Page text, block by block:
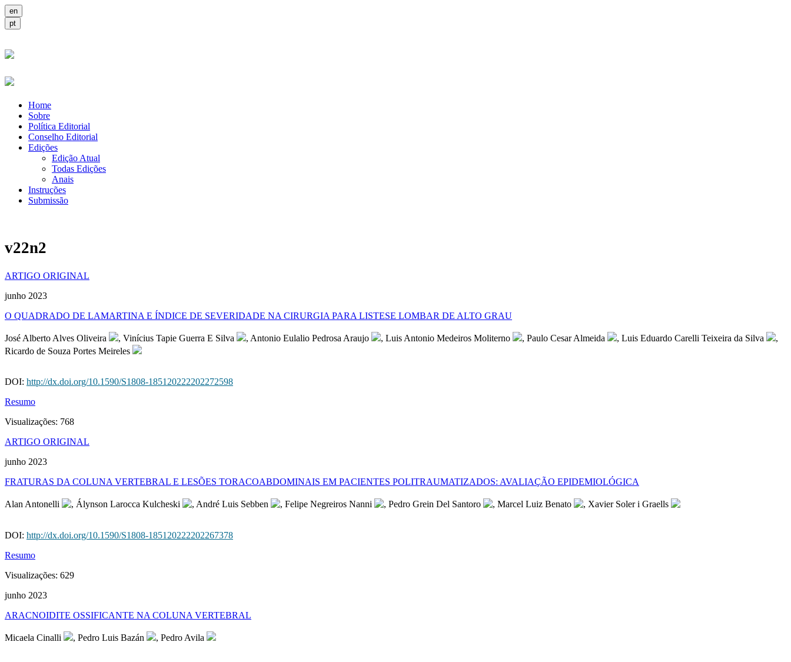
Home
Sobre
Política Editorial
Conselho Editorial
Edições
Edição Atual
Todas Edições
Anais
Instruções
Submissão
v22n2
ARTIGO ORIGINAL
junho 2023
O QUADRADO DE LAMARTINA E ÍNDICE DE SEVERIDADE NA CIRURGIA PARA LISTESE LOMBAR DE ALTO GRAU
José Alberto Alves Oliveira , Vinícius Tapie Guerra E Silva , Antonio Eulalio Pedrosa Araujo , Luis Antonio Medeiros Moliterno , Paulo Cesar Almeida , Luis Eduardo Carelli Teixeira da Silva
,
Ricardo de Souza Portes Meireles
DOI: http://dx.doi.org/10.1590/S1808-185120222202272598
Resumo
Visualizações: 768
ARTIGO ORIGINAL
junho 2023
FRATURAS DA COLUNA VERTEBRAL E LESÕES TORACOABDOMINAIS EM PACIENTES POLITRAUMATIZADOS: AVALIAÇÃO EPIDEMIOLÓGICA
Alan Antonelli , Álynson Larocca Kulcheski , André Luis Sebben , Felipe Negreiros Nanni , Pedro Grein Del Santoro , Marcel Luiz Benato , Xavier Soler i Graells
DOI: http://dx.doi.org/10.1590/S1808-185120222202267378
Resumo
Visualizações: 629
junho 2023
ARACNOIDITE OSSIFICANTE NA COLUNA VERTEBRAL
Micaela Cinalli , Pedro Luis Bazán , Pedro Avila